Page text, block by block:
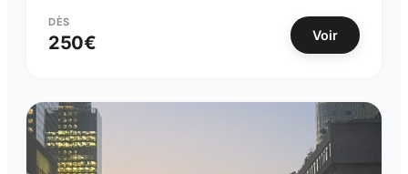
DÈS
250€ Voir